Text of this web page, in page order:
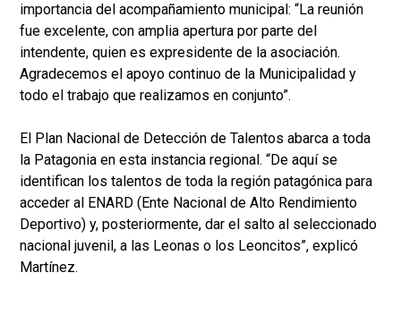
importancia del acompañamiento municipal: “La reunión
fue excelente, con amplia apertura por parte del
intendente, quien es expresidente de la asociación.
Agradecemos el apoyo continuo de la Municipalidad y
todo el trabajo que realizamos en conjunto”.
El Plan Nacional de Detección de Talentos abarca a toda
la Patagonia en esta instancia regional. “De aquí se
identifican los talentos de toda la región patagónica para
acceder al ENARD (Ente Nacional de Alto Rendimiento
Deportivo) y, posteriormente, dar el salto al seleccionado
nacional juvenil, a las Leonas o los Leoncitos”, explicó
Martínez.